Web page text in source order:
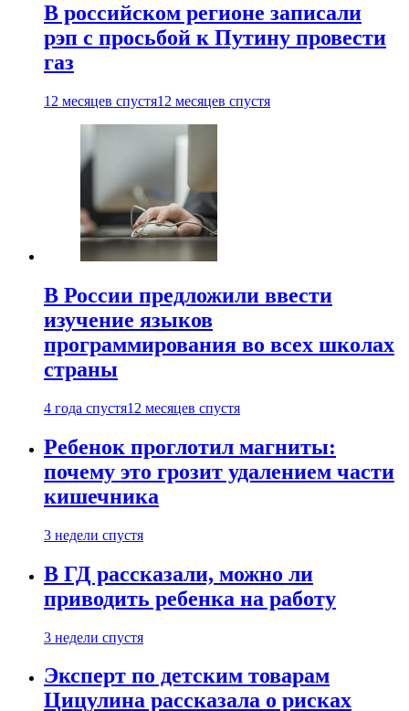
В российском регионе записали
рэп с просьбой к Путину провести
газ
12 месяцев спустя12 месяцев спустя
В России предложили ввести
изучение языков
программирования во всех школах
страны
4 года спустя12 месяцев спустя
Ребенок проглотил магниты:
почему это грозит удалением части
кишечника
3 недели спустя
В ГД рассказали, можно ли
приводить ребенка на работу
3 недели спустя
Эксперт по детским товарам
Цицулина рассказала о рисках